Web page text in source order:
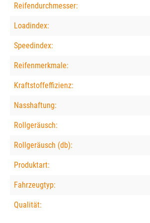
Reifendurchmesser:
Loadindex:
Speedindex:
Reifenmerkmale:
Kraftstoffeffizienz:
Nasshaftung:
Rollgeräusch:
Rollgeräusch (db):
Produktart:
Fahrzeugtyp:
Qualität: